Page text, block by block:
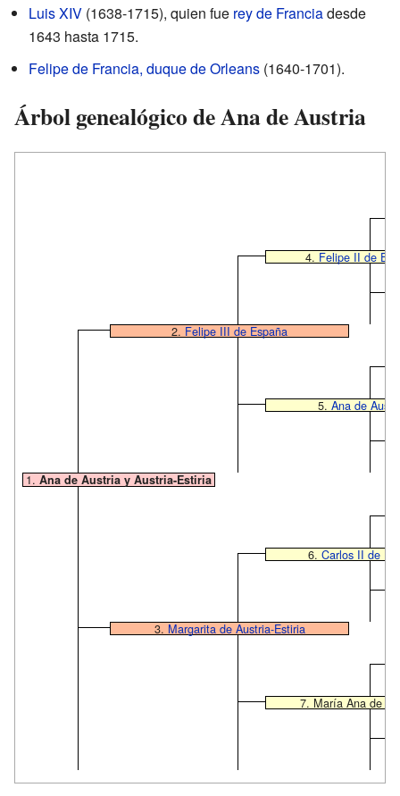
Luis XIV (1638-1715), quien fue rey de Franciadesde
1643 hasta 1715.
Felipe de Francia, duque de Orleans (1640-1701).
Árbol genealógico de Ana de Austria
4. Felipe II de
2. Felipe III de España
5. Ana de
1. Ana de Austria y Austria-Estiria
6. Carlos II de
3. Margarita de Austria-Estiria
7. María Ana de